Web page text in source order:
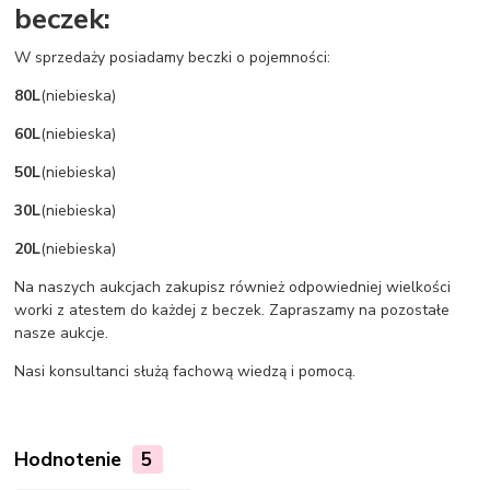
beczek:
W sprzedaży posiadamy beczki o pojemności:
80L(niebieska)
60L(niebieska)
50L(niebieska)
30L(niebieska)
20L(niebieska)
Na naszych aukcjach zakupisz również odpowiedniej wielkości
worki z atestem do każdej z beczek. Zapraszamy na pozostałe
nasze aukcje.
Nasi konsultanci służą fachową wiedzą i pomocą.
Hodnotenie 5